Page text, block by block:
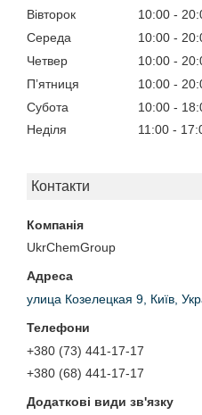
Вівторок
10:00
Середа
10:00
Четвер
10:00
Пʼятниця
10:00
Субота
10:00
Неділя
11:00
Контакти
UkrChemGroup
улица Козелецкая 9, Київ,
+380 (73) 441-17-17
+380 (68) 441-17-17